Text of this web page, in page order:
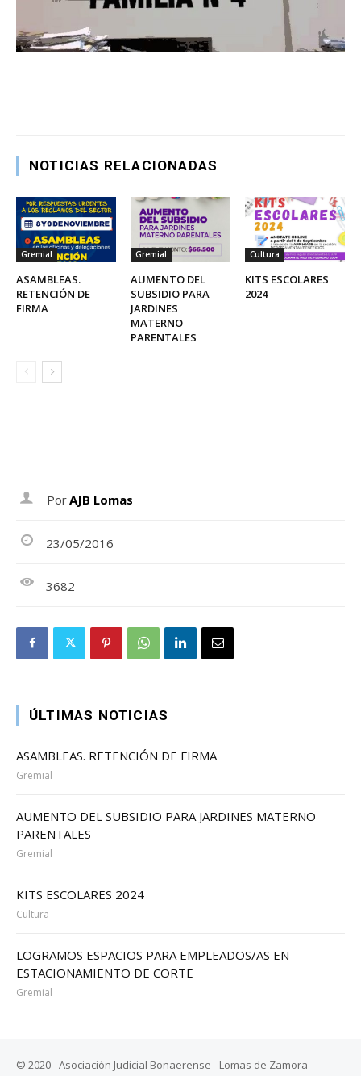
NOTICIAS RELACIONADAS
Gremial
ASAMBLEAS.
RETENCIÓN DE
FIRMA
Gremial
AUMENTO DEL
SUBSIDIO PARA
JARDINES
MATERNO
PARENTALES
Cultura
KITS ESCOLARES
2024
PorAJB Lomas
23/05/2016
3682
ÚLTIMAS NOTICIAS
ASAMBLEAS. RETENCIÓN DE FIRMA
Gremial
AUMENTO DEL SUBSIDIO PARA JARDINES MATERNO
PARENTALES
Gremial
KITS ESCOLARES 2024
Cultura
LOGRAMOS ESPACIOS PARA EMPLEADOS/AS EN
ESTACIONAMIENTO DE CORTE
Gremial
© 2020 - Asociación Judicial Bonaerense - Lomas de Zamora